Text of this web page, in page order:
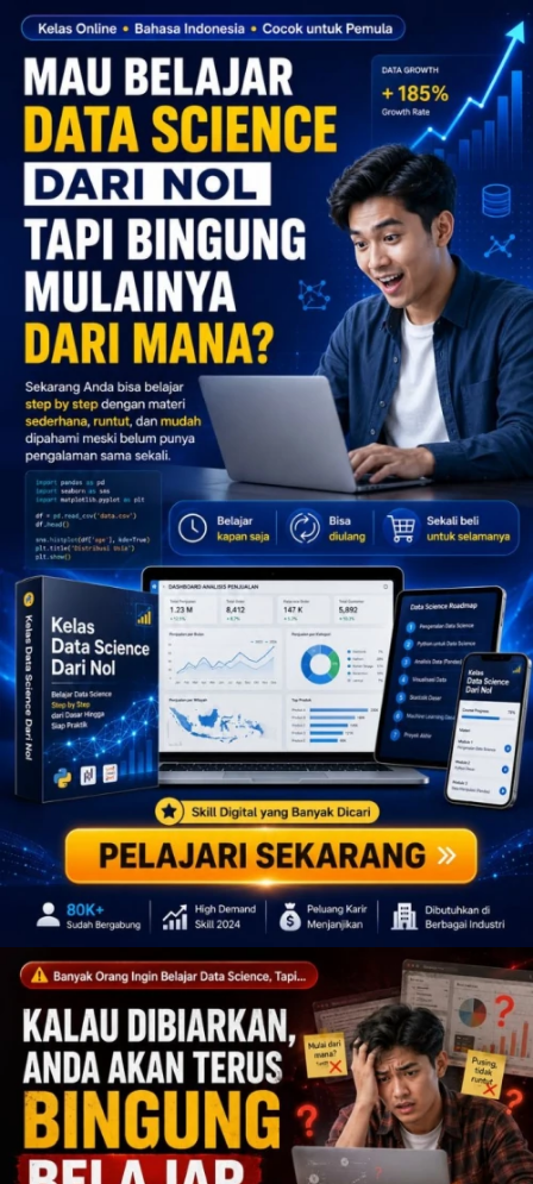
Vika di Jakarta, hari ini baru saja membeli
Jago Digital Lengkap